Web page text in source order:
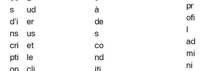
s
d’i
ns
cri
pti
on
ud
er
us
et
le
cli
à
de
s
co
nd
iti
pr
ofi
l
ad
mi
ni